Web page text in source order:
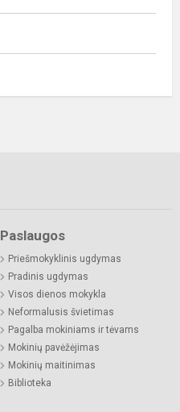
Paslaugos
Priešmokyklinis ugdymas
Pradinis ugdymas
Visos dienos mokykla
Neformalusis švietimas
Pagalba mokiniams ir tėvams
Mokinių pavėžėjimas
Mokinių maitinimas
Biblioteka